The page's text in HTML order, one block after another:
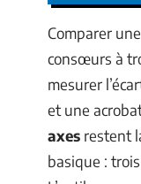
Comparer une
consœurs à
mesurer
et une
axes restent
basique :